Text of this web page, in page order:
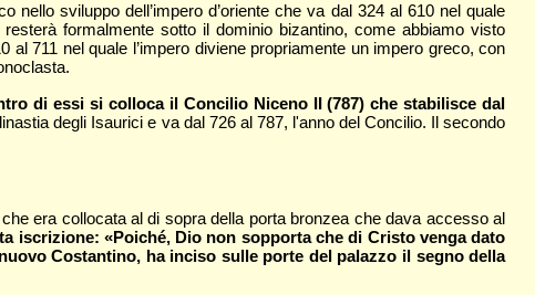
nello sviluppo dell’impero d’oriente che va dal 324 al 610 nel quale
formalmente sotto il dominio bizantino, come abbiamo visto
al 711 nel quale l’impero diviene propriamente un impero greco, con
di essi si colloca il Concilio Niceno II (787) che stabilisce dal
degli Isaurici e va dal 726 al 787, l'anno del Concilio. Il secondo
era collocata al di sopra della porta bronzea che dava accesso al
iscrizione: «Poiché‚ Dio non sopporta che di Cristo venga dato
Costantino, ha inciso sulle porte del palazzo il segno della